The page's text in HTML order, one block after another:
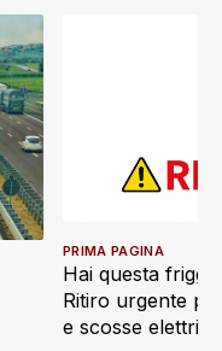
Hai questa
Ritiro urgente
e scosse
PRIMA PAGINA